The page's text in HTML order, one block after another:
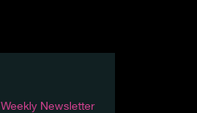
Weekly Newsletter